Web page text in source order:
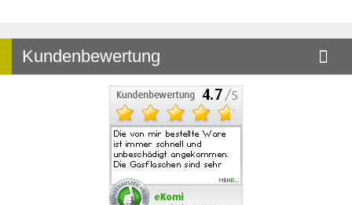
Kundenbewertung